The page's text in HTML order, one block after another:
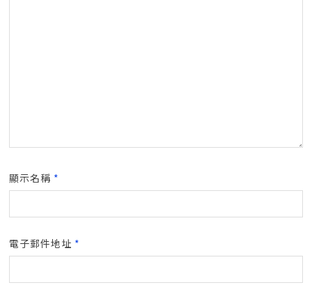
顯示名稱 *
電子郵件地址 *